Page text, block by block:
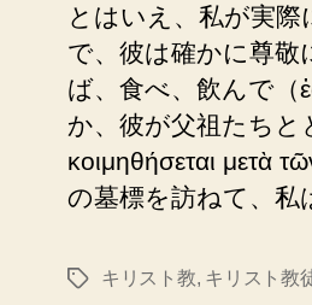
とはいえ、私が実
で、彼は確かに尊敬
ば、食べ、飲んで（
か、彼が父祖たちと
κοιμηθήσεται μετὰ
の墓標を訪ねて、私
タ
キリスト教, キリスト教